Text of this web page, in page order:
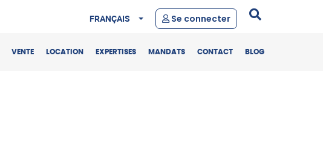
Se connecter
FRANÇAIS
VENTE LOCATION EXPERTISES MANDATS CONTACT BLOG